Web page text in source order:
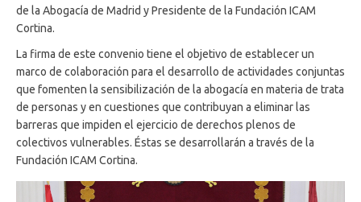
de la Abogacía de Madrid y Presidente de la Fundación ICAM
Cortina.
La firma de este convenio tiene el objetivo de establecer un
marco de colaboración para el desarrollo de actividades conjuntas
que fomenten la sensibilización de la abogacía en materia de trata
de personas y en cuestiones que contribuyan a eliminar las
barreras que impiden el ejercicio de derechos plenos de
colectivos vulnerables. Éstas se desarrollarán a través de la
Fundación ICAM Cortina.